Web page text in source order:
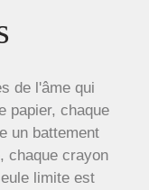
de l'âme qui
papier, chaque
un battement
chaque crayon
limite est